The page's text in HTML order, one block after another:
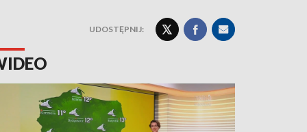
UDOSTĘPNIJ: